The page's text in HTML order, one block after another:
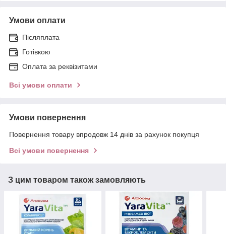
Умови оплати
Післяплата
Готівкою
Оплата за реквізитами
Всі умови оплати
Умови повернення
Повернення товару впродовж 14 днів за рахунок покупця
Всі умови повернення
З цим товаром також замовляють